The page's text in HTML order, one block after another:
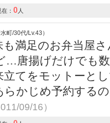
： 0人
町/30代/Lv.43）
満足のお弁当屋
…唐揚げだけでも
立てをモットーと
らかじめ予約する
09/16）